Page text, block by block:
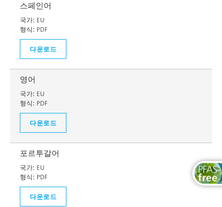
스페인어
국가: EU
형식: PDF
다운로드
영어
국가: EU
형식: PDF
다운로드
포르투갈어
국가: EU
형식: PDF
다운로드